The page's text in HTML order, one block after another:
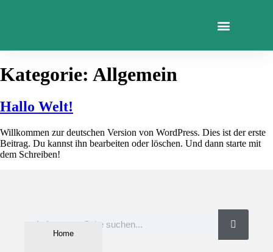
Kategorie: Allgemein
Hallo Welt!
Willkommen zur deutschen Version von WordPress. Dies ist der erste
Beitrag. Du kannst ihn bearbeiten oder löschen. Und dann starte mit
dem Schreiben!
Home